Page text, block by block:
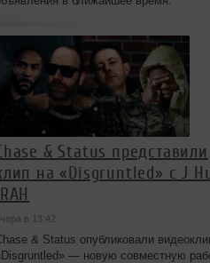
& Status представили
на «Disgruntled» с J
в 13:42
& Status опубликовали
— новую совместную